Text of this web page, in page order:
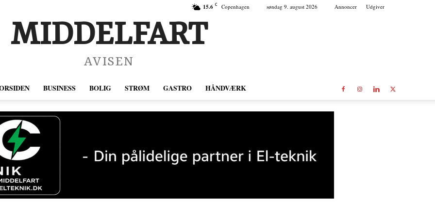
15.6 C Copenhagen søndag 9. august 2026 Annoncer Udgiver
MIDDELFART
AVISEN
BUSINESS BOLIG STRØM GASTRO HÅNDVÆRK